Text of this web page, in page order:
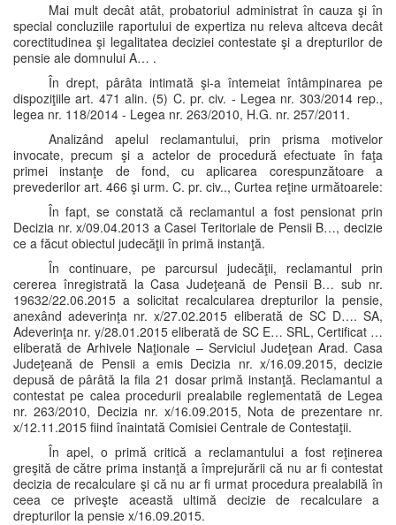
Mai mult decât atât, probatoriul administrat în cauza şi în
special concluziile raportului de expertiza nu releva altceva decât
corectitudinea şi legalitatea deciziei contestate şi a drepturilor de
pensie ale domnului A… .
În drept, pârâta intimată şi-a întemeiat întâmpinarea pe
dispoziţiile art. 471 alin. (5) C. pr. civ. - Legea nr. 303/2014 rep.,
legea nr. 118/2014 - Legea nr. 263/2010, H.G. nr. 257/2011.
Analizând apelul reclamantului, prin prisma motivelor
invocate, precum şi a actelor de procedură efectuate în faţa
primei instanţe de fond, cu aplicarea corespunzătoare a
prevederilor art. 466 şi urm. C. pr. civ.., Curtea reţine următoarele:
În fapt, se constată că reclamantul a fost pensionat prin
Decizia nr. x/09.04.2013 a Casei Teritoriale de Pensii B…, decizie
ce a făcut obiectul judecăţii în primă instanţă.
În continuare, pe parcursul judecăţii, reclamantul prin
cererea înregistrată la Casa Judeţeană de Pensii B… sub nr.
19632/22.06.2015 a solicitat recalcularea drepturilor la pensie,
anexând adeverinţa nr. x/27.02.2015 eliberată de SC D…. SA,
Adeverinţa nr. y/28.01.2015 eliberată de SC E… SRL, Certificat …
eliberată de Arhivele Naţionale – Serviciul Judeţean Arad. Casa
Judeţeană de Pensii a emis Decizia nr. x/16.09.2015, decizie
depusă de pârâtă la fila 21 dosar primă instanţă. Reclamantul a
contestat pe calea procedurii prealabile reglementată de Legea
nr. 263/2010, Decizia nr. x/16.09.2015, Nota de prezentare nr.
x/12.11.2015 fiind înaintată Comisiei Centrale de Contestaţii.
În apel, o primă critică a reclamantului a fost reţinerea
greşită de către prima instanţă a împrejurării că nu ar fi contestat
decizia de recalculare şi că nu ar fi urmat procedura prealabilă în
ceea ce priveşte această ultimă decizie de recalculare a
drepturilor la pensie x/16.09.2015.